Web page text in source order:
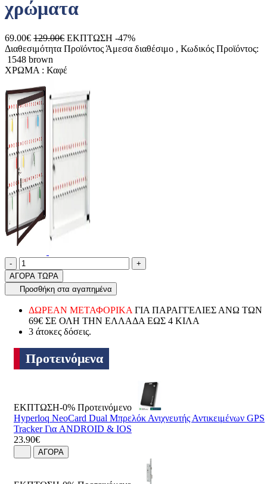
χρώματα
69.00€ 129.00€ ΕΚΠΤΩΣΗ -47%
Διαθεσιμότητα Προϊόντος Άμεσα διαθέσιμο , Κωδικός Προϊόντος:
1548 brown
ΧΡΩΜΑ : Καφέ
Ποσότητα
-product.increase.quantity +
ΑΓΟΡΑ ΤΩΡΑ
Προσθήκη στα αγαπημένα
ΔΩΡΕΑΝ ΜΕΤΑΦΟΡΙΚΑ ΓΙΑ ΠΑΡΑΓΓΕΛΙΕΣ ΑΝΩ ΤΩΝ
69€ ΣΕ ΟΛΗ ΤΗΝ ΕΛΛΑΔΑ ΕΩΣ 4 ΚΙΛΑ
3 άτοκες δόσεις.
Προτεινόμενα
ΕΚΠΤΩΣΗ-0% Προτεινόμενο
Hyperloq NeoCard Dual Μπρελόκ Ανιχνευτής Αντικειμένων GPS
Tracker Για ANDROID & IOS
23.90€
ΑΓΟΡΑ